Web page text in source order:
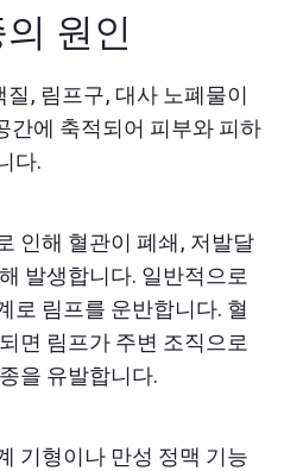
원인
, 림프구, 대사 노폐물이
간에 축적되어 피부와 피하
다.
인해 혈관이 폐쇄, 저발달
발생합니다. 일반적으로
로 림프를 운반합니다. 혈
면 림프가 주변 조직으로
을 유발합니다.
기형이나 만성 정맥 기능